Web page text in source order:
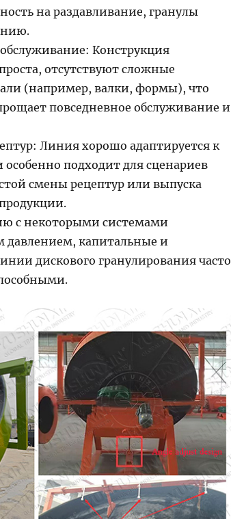
на раздавливание, гранулы
Конструкция
отсутствуют сложные
(например, валки, формы), что
повседневное обслуживание и
Линия хорошо адаптируется к
особенно подходит для сценариев
смены рецептур или выпуска
с некоторыми системами
давлением, капитальные и
дискового гранулирования часто